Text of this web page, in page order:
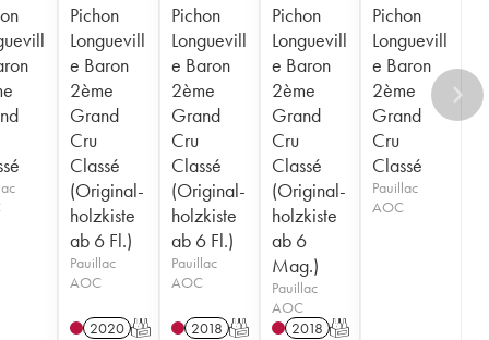
Pichon
Longuevill
e Baron
2ème
Grand
Cru
Classé
(Original-
holzkiste
ab 6 Fl.)
Pauillac
AOC
2020 T
Pichon
Longuevill
e Baron
2ème
Grand
Cru
Classé
(Original-
holzkiste
ab 6 Fl.)
Pauillac
AOC
2018 T
Pichon
Longuevill
e Baron
2ème
Grand
Cru
Classé
(Original-
holzkiste
ab 6
Mag.)
Pauillac
AOC
2018 T
Pichon
Longuevill
e Baron
2ème
Grand
Cru
Classé
Pauillac
AOC